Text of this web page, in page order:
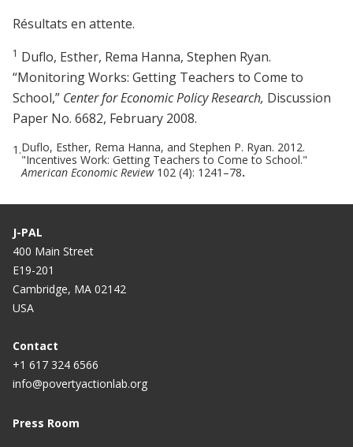
Résultats en attente.
1 Duflo, Esther, Rema Hanna, Stephen Ryan.
“Monitoring Works: Getting Teachers to Come to
School,” Center for Economic Policy Research, Discussion
Paper No. 6682, February 2008.
1.Duflo, Esther, Rema Hanna, and Stephen P. Ryan. 2012.
"Incentives Work: Getting Teachers to Come to School."
American Economic Review102 (4): 1241–78.
J-PAL
400 Main Street
E19-201
Cambridge, MA 02142
USA
Contact
+1 617 324 6566
info@povertyactionlab.org
Press Room